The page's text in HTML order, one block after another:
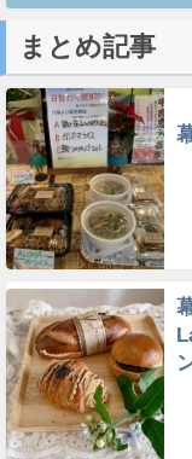
まとめ記事